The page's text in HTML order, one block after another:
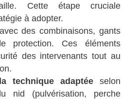
Cette étape cruciale
à adopter.
des combinaisons, gants
protection. Ces éléments
des intervenants tout au
technique adaptéeselon
nid (pulvérisation, perche